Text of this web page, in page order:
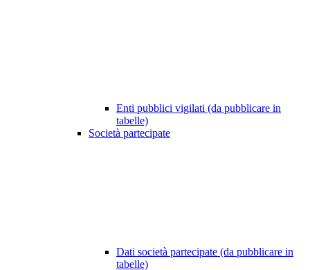
Enti pubblici vigilati (da pubblicare in
tabelle)
Società partecipate
Dati società partecipate (da pubblicare in
tabelle)